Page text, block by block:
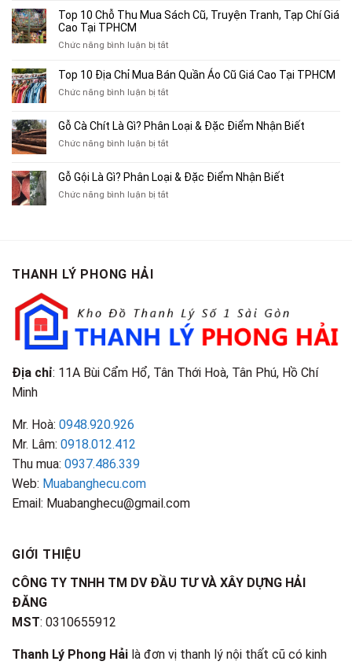
4
Chuyên
Bán
Xe
Cũ,
Xe
Cũ
TP.HCM
Top 10 Chỗ Thu Mua Sách Cũ, Truyện Tranh, Tạp Chí Giá
Cao Tại TPHCM
Chức năng bình luận bị tắtở
10
Thu
Sách
Tạp
Chí
Top 10 Địa Chỉ Mua Bán Quần Áo Cũ Giá Cao Tại TPHCM
Chức năng bình luận bị tắtở
Địa
Chỉ
Bán
Áo
Gỗ Cà Chít Là Gì? Phân Loại & Đặc Điểm Nhận Biết
Chức năng bình luận bị tắtở
Chít
Là
Gỗ Gội Là Gì? Phân Loại & Đặc Điểm Nhận Biết
Chức năng bình luận bị tắtở
Điểm
Nhận
Biết
THANH LÝ PHONG HẢI
Địa chỉ: 11A Bùi Cẩm Hổ, Tân Thới Hoà, Tân Phú, Hồ Chí
Minh
Mr. Hoà: 0948.920.926
Mr. Lâm: 0918.012.412
Thu mua: 0937.486.339
Web: Muabanghecu.com
Email: Muabanghecu@gmail.com
GIỚI THIỆU
CÔNG TY TNHH TM DV ĐẦU TƯ VÀ XÂY DỰNG HẢI
ĐĂNG
MST: 0310655912
Thanh Lý Phong Hải là đơn vị thanh lý nội thất cũ có kinh